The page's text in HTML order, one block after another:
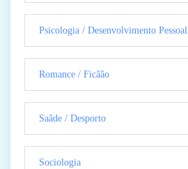
Psicologia / Desenvolvimento Pessoal
Romance / Ficãão
Saãde / Desporto
Sociologia